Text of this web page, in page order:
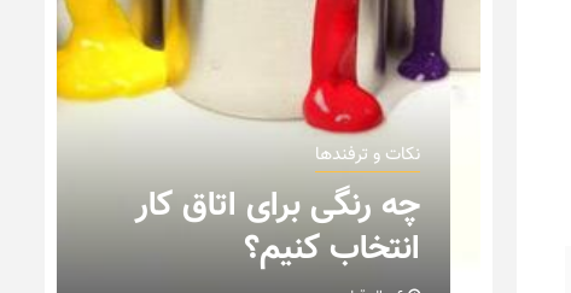
نکات و ترفندها
چه رنگی برای اتاق کار
انتخاب کنیم؟